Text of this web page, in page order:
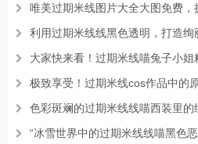
唯美过期米线图片大全大图免费，
利用过期米线线黑色透明，打造绚
大家快来看！过期米线喵兔子小姐
极致享受！过期米线cos作品中的
色彩斑斓的过期米线线喵西装里的
“冰雪世界中的过期米线线喵黑色